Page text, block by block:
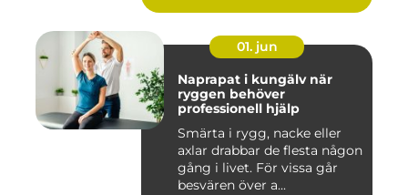
01. jun
Naprapat i kungälv när
ryggen behöver
professionell hjälp
Smärta i rygg, nacke eller
axlar drabbar de flesta någon
gång i livet. För vissa går
besvären över a...